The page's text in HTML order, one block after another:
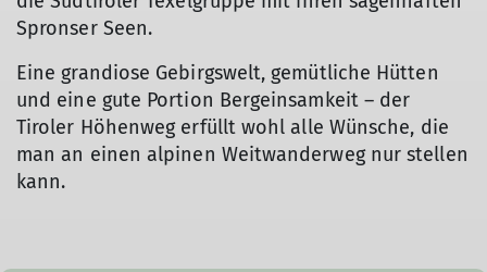
Spronser Seen.
Eine grandiose Gebirgswelt, gemütliche Hütten
und eine gute Portion Bergeinsamkeit – der
Tiroler Höhenweg erfüllt wohl alle Wünsche, die
man an einen alpinen Weitwanderweg nur stellen
kann.